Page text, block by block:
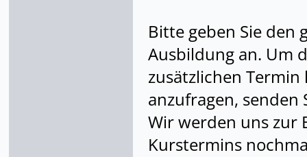
Bitte geben Sie den
Ausbildung an. Um
zusätzlichen
anzufragen, senden
Wir werden uns zur
Kurstermins